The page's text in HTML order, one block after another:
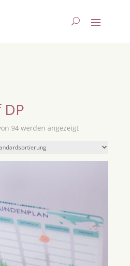
94 werden angezeigt